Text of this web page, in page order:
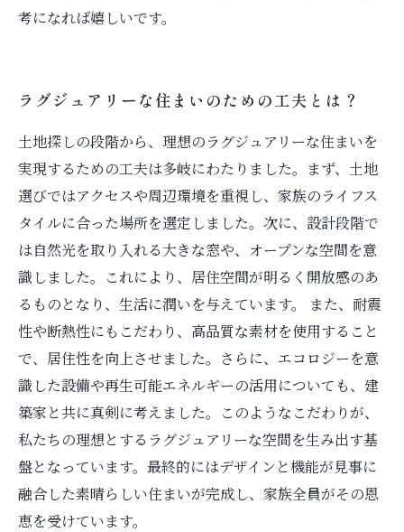
考になれば嬉しいです。
ラグジュアリーな住まいのための工夫とは？
土地探しの段階から、理想のラグジュアリーな住まいを
実現するための工夫は多岐にわたりました。まず、土地
選びではアクセスや周辺環境を重視し、家族のライフス
タイルに合った場所を選定しました。次に、設計段階で
は自然光を取り入れる大きな窓や、オープンな空間を意
識しました。これにより、居住空間が明るく開放感のあ
るものとなり、生活に潤いを与えています。 また、耐震
性や断熱性にもこだわり、高品質な素材を使用すること
で、居住性を向上させました。さらに、エコロジーを意
識した設備や再生可能エネルギーの活用についても、建
築家と共に真剣に考えました。このようなこだわりが、
私たちの理想とするラグジュアリーな空間を生み出す基
盤となっています。最終的にはデザインと機能が見事に
融合した素晴らしい住まいが完成し、家族全員がその恩
恵を受けています。